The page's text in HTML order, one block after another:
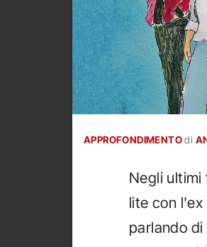
APPROFONDIMENTO di
Negli ultimi
lite con l'ex
parlando